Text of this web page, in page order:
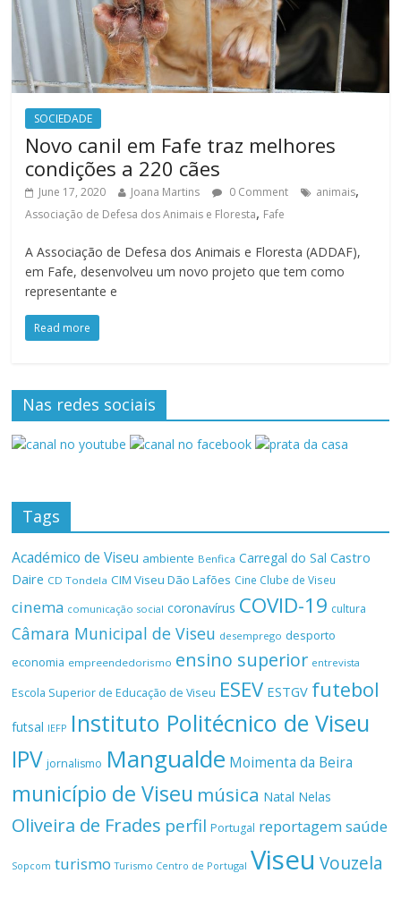
SOCIEDADE
Novo canil em Fafe traz melhores
condições a 220 cães
June 17, 2020 Joana Martins 0 Comment animais,
Associação de Defesa dos Animais e Floresta, Fafe
A Associação de Defesa dos Animais e Floresta (ADDAF),
em Fafe, desenvolveu um novo projeto que tem como
representante e
Read more
Nas redes sociais
Tags
Académico de Viseu ambiente Benfica Carregal do Sal Castro
Daire CD Tondela CIM Viseu Dão Lafões Cine Clube de Viseu
cinema comunicação social coronavírus COVID-19 cultura
Câmara Municipal de Viseu desemprego desporto
economia empreendedorismo ensino superior entrevista
Escola Superior de Educação de Viseu ESEV ESTGV futebol
futsal IEFP Instituto Politécnico de Viseu
IPV jornalismo Mangualde Moimenta da Beira
município de Viseu música Natal Nelas
Oliveira de Frades perfil Portugal reportagemsaúde
Sopcom turismo Turismo Centro de Portugal Viseu Vouzela